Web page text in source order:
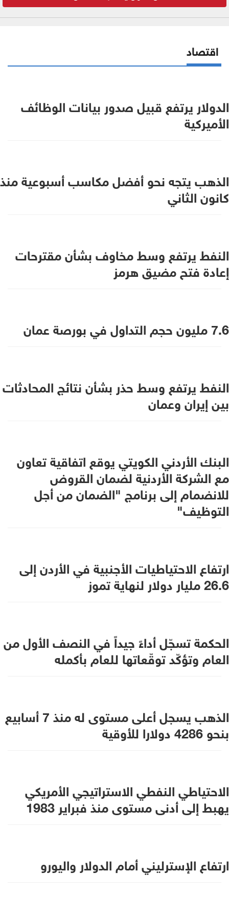
اقتصاد
الدولار يرتفع قبيل صدور بيانات الوظائف
الأميركية
الذهب يتجه نحو أفضل مكاسب أسبوعية منذ
كانون الثاني
النفط يرتفع وسط مخاوف بشأن مقترحات
إعادة فتح مضيق هرمز
7.6 مليون حجم التداول في بورصة عمان
النفط يرتفع وسط حذر بشأن نتائج المحادثات
بين إيران وعمان
البنك الأردني الكويتي يوقع اتفاقية تعاون
مع الشركة الأردنية لضمان القروض
للانضمام إلى برنامج "الضمان من أجل
التوظيف"
ارتفاع الاحتياطيات الأجنبية في الأردن إلى
26.6 مليار دولار لنهاية تموز
الحكمة تسجّل أداءً جيداً في النصف الأول من
العام وتؤكّد توقّعاتها للعام بأكمله
الذهب يسجل أعلى مستوى له منذ 7 أسابيع
بنحو 4286 دولارا للأوقية
الاحتياطي النفطي الاستراتيجي الأمريكي
يهبط إلى أدنى مستوى منذ فبراير 1983
ارتفاع الإسترليني أمام الدولار واليورو